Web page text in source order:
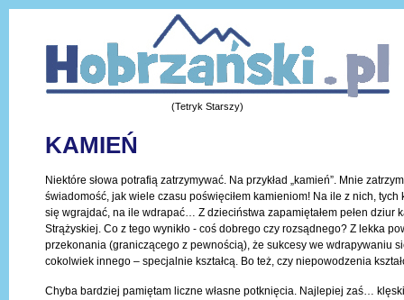
(Tetryk Starszy)
KAMIEŃ
Niektóre słowa potrafią zatrzymywać. Na przykład „kamień”. Mnie
świadomość, jak wiele czasu poświęciłem kamieniom! Na ile z nich, tych
się wgrajdać, na ile wdrapać… Z dzieciństwa zapamiętałem pełen dziur
Strążyskiej. Co z tego wynikło - coś dobrego czy rozsądnego? Z lekka
przekonania (graniczącego z pewnością), że sukcesy we wdrapywaniu
cokolwiek innego – specjalnie kształcą. Bo też, czy niepowodzenia
Chyba bardziej pamiętam liczne własne potknięcia. Najlepiej zaś…